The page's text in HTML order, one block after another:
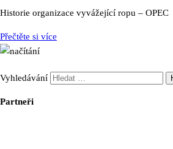
Historie organizace vyvážející ropu – OPEC
Přečtěte si více
Vyhledávání
Partneři